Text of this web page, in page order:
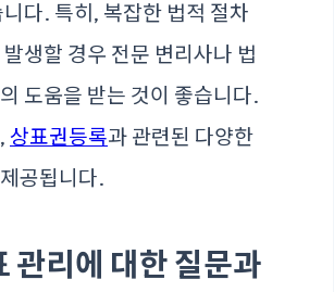
다. 특히, 복잡한 법적 절차
생할 경우 전문 변리사나 법
도움을 받는 것이 좋습니다.
상표권등록과 관련된 다양한
공됩니다.
관리에 대한 질문과